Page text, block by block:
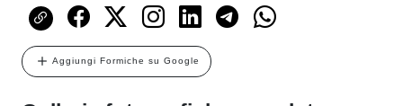
Aggiungi Formiche su Google